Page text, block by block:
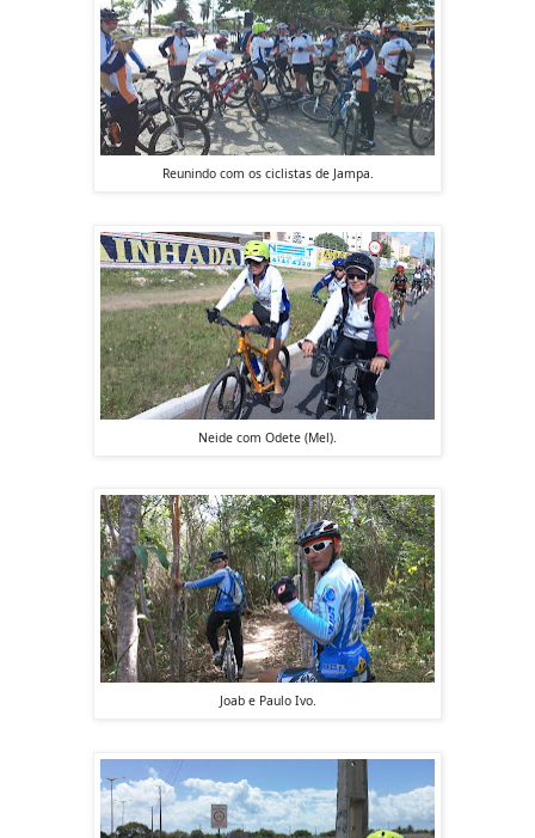
Reunindo com os ciclistas de Jampa.
Neide com Odete (Mel).
Joab e Paulo Ivo.